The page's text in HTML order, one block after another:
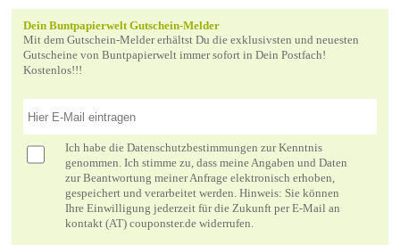
Dein Buntpapierwelt Gutschein-Melder
Mit dem Gutschein-Melder erhältst Du die exklusivsten und neuesten
Gutscheine von Buntpapierwelt immer sofort in Dein Postfach!
Kostenlos!!!
Ich habe die Datenschutzbestimmungen zur Kenntnis
genommen. Ich stimme zu, dass meine Angaben und Daten
zur Beantwortung meiner Anfrage elektronisch erhoben,
gespeichert und verarbeitet werden. Hinweis: Sie können
Ihre Einwilligung jederzeit für die Zukunft per E-Mail an
kontakt (AT) couponster.de widerrufen.